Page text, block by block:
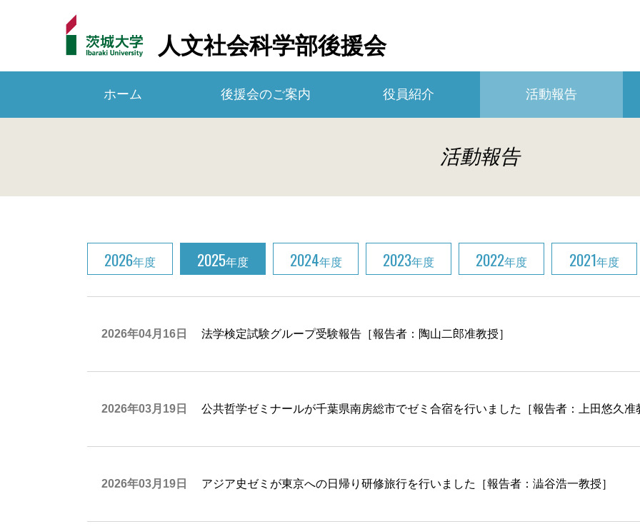
人文社会科学部後援会
ホーム 後援会のご案内 役員紹介 活動報告
活動報告
2026年度 2025年度 2024年度 2023年度 2022年度 2021年度
2026年04月16日 法学検定試験グループ受験報告［報告者：陶山二郎准教授］
2026年03月19日 公共哲学ゼミナールが千葉県南房総市でゼミ合宿を行いました［報告者：上田悠久准
2026年03月19日 アジア史ゼミが東京への日帰り研修旅行を行いました［報告者：澁谷浩一教授］